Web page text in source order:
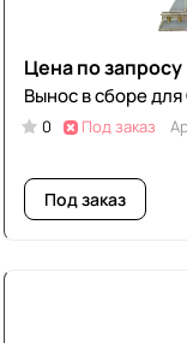
Цена по запросу
Вынос в сборе для
0 Под заказ
Под заказ